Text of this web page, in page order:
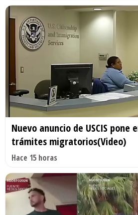
Nuevo anuncio de USCIS pone
trámites migratorios(Video)
Hace 15 horas